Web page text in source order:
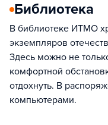
Библиотека
В библиотеке ИТМО
экземпляров
Здесь можно не
комфортной
отдохнуть. В
компьютерами.